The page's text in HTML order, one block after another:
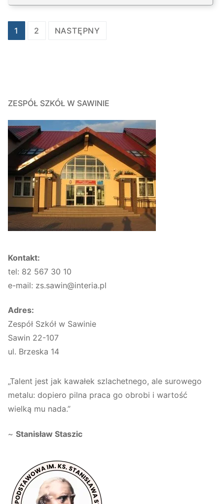
Stronicowanie
wpisów
1 2 NASTĘPNY
ZESPÓŁ SZKÓŁ W SAWINIE
Kontakt:
tel: 82 567 30 10
e-mail: zs.sawin@interia.pl
Adres:
Zespół Szkół w Sawinie
Sawin 22-107
ul. Brzeska 14
„Talent jest jak kawałek szlachetnego, ale surowego
metalu: dopiero pilna praca go obrobi i wartość
wielką mu nada.”
~ Stanisław Staszic